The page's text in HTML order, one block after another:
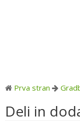
Prva stran
Deli in